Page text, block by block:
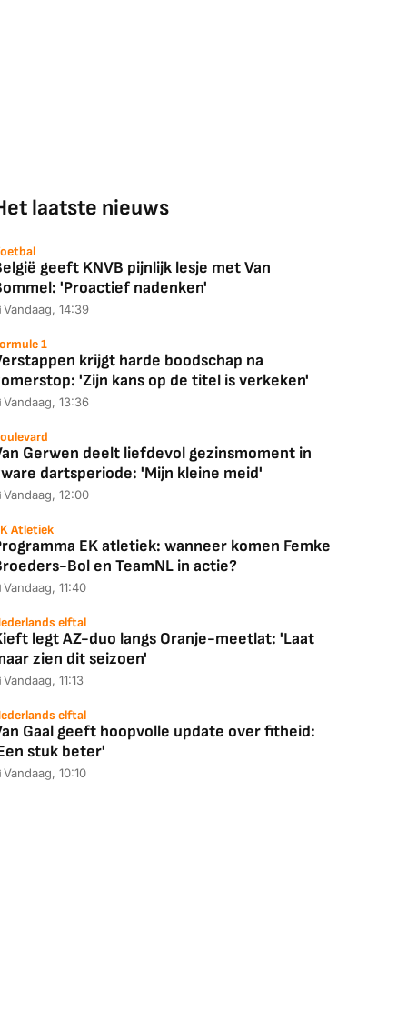
laatste nieuws
geeft KNVB pijnlijk lesje met Van
'Proactief nadenken'
Vandaag, 14:39
1
krijgt harde boodschap na
'Zijn kans op de titel is verkeken'
Vandaag, 13:36
Gerwen deelt liefdevol gezinsmoment in
dartsperiode: 'Mijn kleine meid'
Vandaag, 12:00
Atletiek
EK atletiek: wanneer komen Femke
Bol en TeamNL in actie?
Vandaag, 11:40
elftal
legt AZ-duo langs Oranje-meetlat: 'Laat
zien dit seizoen'
Vandaag, 11:13
elftal
Gaal geeft hoopvolle update over fitheid:
stuk beter'
Vandaag, 10:10